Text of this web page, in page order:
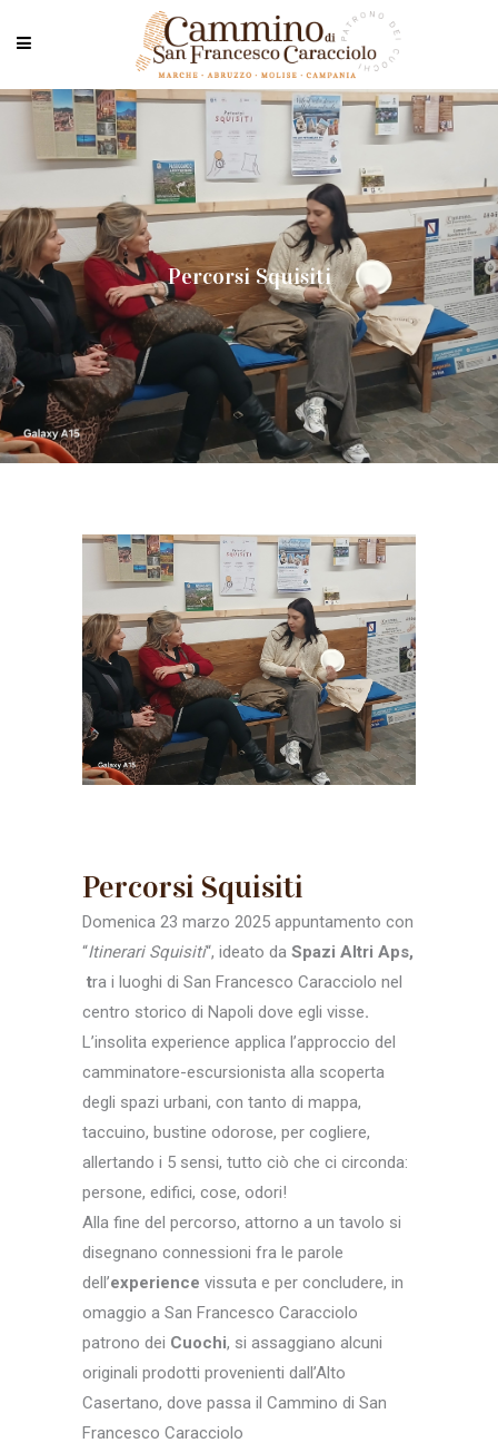
Percorsi Squisiti
Percorsi Squisiti
Domenica 23 marzo 2025 appuntamento con
“Itinerari Squisiti“, ideato da Spazi Altri Aps,
tra i luoghi di San Francesco Caracciolo nel
centro storico di Napoli dove egli visse.
L’insolita experience applica l’approccio del
camminatore-escursionista alla scoperta
degli spazi urbani, con tanto di mappa,
taccuino, bustine odorose, per cogliere,
allertando i 5 sensi, tutto ciò che ci circonda:
persone, edifici, cose, odori!
Alla fine del percorso, attorno a un tavolo si
disegnano connessioni fra le parole
dell’experience vissuta e per concludere, in
omaggio a San Francesco Caracciolo
patrono dei Cuochi, si assaggiano alcuni
originali prodotti provenienti dall’Alto
Casertano, dove passa il Cammino di San
Francesco Caracciolo